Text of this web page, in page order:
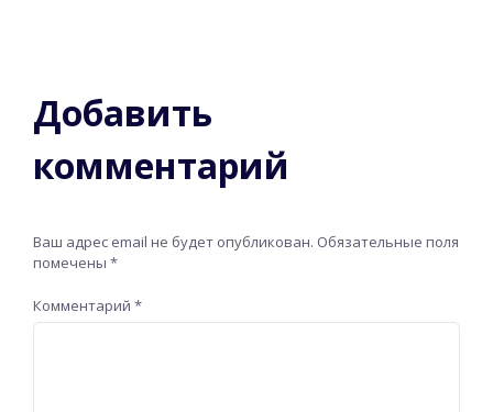
Добавить
комментарий
Ваш адрес email не будет опубликован. Обязательные поля
помечены *
Комментарий *